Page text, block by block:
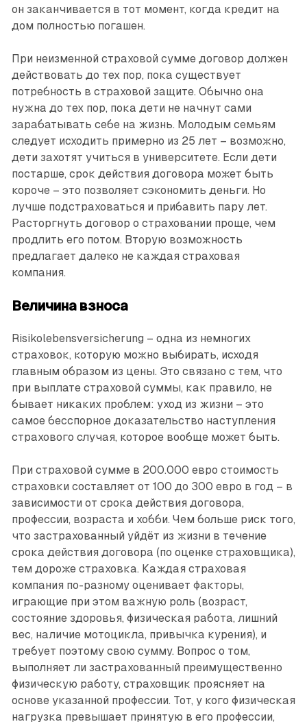
он заканчивается в тот момент, когда кредит на
дом полностью погашен.
При неизменной страховой сумме договор должен
действовать до тех пор, пока существует
потребность в страховой защите. Обычно она
нужна до тех пор, пока дети не начнут сами
зарабатывать себе на жизнь. Молодым семьям
следует исходить примерно из 25 лет – возможно,
дети захотят учиться в университете. Если дети
постарше, срок действия договора может быть
короче – это позволяет сэкономить деньги. Но
лучше подстраховаться и прибавить пару лет.
Расторгнуть договор о страховании проще, чем
про­длить его потом. Вторую возможность
предлагает далеко не каждая страховая
компания.
Величина взноса
Risikolebensversicherung – одна из немногих
страховок, которую можно выбирать, исходя
главным образом из цены. Это связано с тем, что
при выплате страховой суммы, как правило, не
бывает никаких проблем: уход из жизни – это
самое бесспорное доказательство наступления
страхового случая, которое вообще может быть.
При страховой сумме в 200.000 евро стоимость
страховки составляет от 100 до 300 евро в год – в
зависимости от срока действия договора,
профессии, возраста и хобби. Чем больше риск того,
что застрахованный уйдёт из жизни в течение
срока действия договора (по оценке страховщика),
тем дороже страховка. Каждая страховая
компания по-разному оценивает факторы,
играющие при этом важную роль (возраст,
состояние здоровья, физическая работа, лишний
вес, наличие мотоцикла, привычка курения), и
требует поэтому свою сумму. Вопрос о том,
выполняет ли застрахованный преимущественно
физическую работу, страховщик проясняет на
основе указанной профессии. Тот, у кого физическая
нагрузка превышает принятую в его профессии,